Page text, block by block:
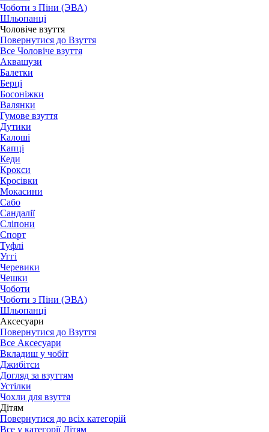
Чоботи з Піни (ЭВА)
Шльопанці
Чоловіче взуття
Повернутися до Взуття
Все Чоловіче взуття
Аквашузи
Балетки
Берці
Босоніжки
Валянки
Гумове взуття
Дутики
Калоші
Капці
Кеди
Крокси
Кросівки
Мокасини
Сабо
Сандалії
Сліпони
Спорт
Туфлі
Уггі
Черевики
Чешки
Чоботи
Чоботи з Піни (ЭВА)
Шльопанці
Аксесуари
Повернутися до Взуття
Все Аксесуари
Вкладиш у чобіт
Джибітси
Догляд за взуттям
Устілки
Чохли для взуття
Дітям
Повернутися до всіх категорій
Все у категорії Дітям